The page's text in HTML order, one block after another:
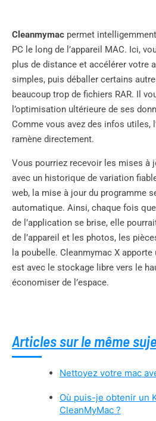
Cleanmymac permet
PC le long de l’appareil MAC. Ici,
plus de distance et accélérer votre
simples, puis déballer certains
beaucoup trop de fichiers RAR. Il
l’optimisation ultérieure de ses
Comme vous avez des infos utiles,
ramène directement.
Vous pourriez recevoir les mises à
avec un historique de variation
web, la mise à jour du programme
automatique. Ainsi, chaque fois
de l’application se brise, elle
de l’appareil et les photos, les
la poubelle. Cleanmymac X apporte
est avec le stockage libre vers le
économiser de l’espace.
Articles sur le même
Nettoyez votre mac
Où puis-je obtenir un
CleanMyMac ?